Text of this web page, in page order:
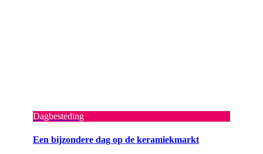
Dagbesteding
Een bijzondere dag op de keramiekmarkt